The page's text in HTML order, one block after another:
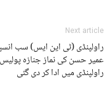
Next article
راولپنڈی (ٹی این ایس) سب
عمیر حسن کی نماز جنازہ پولیس
راولپنڈی میں ادا کر دی گئی